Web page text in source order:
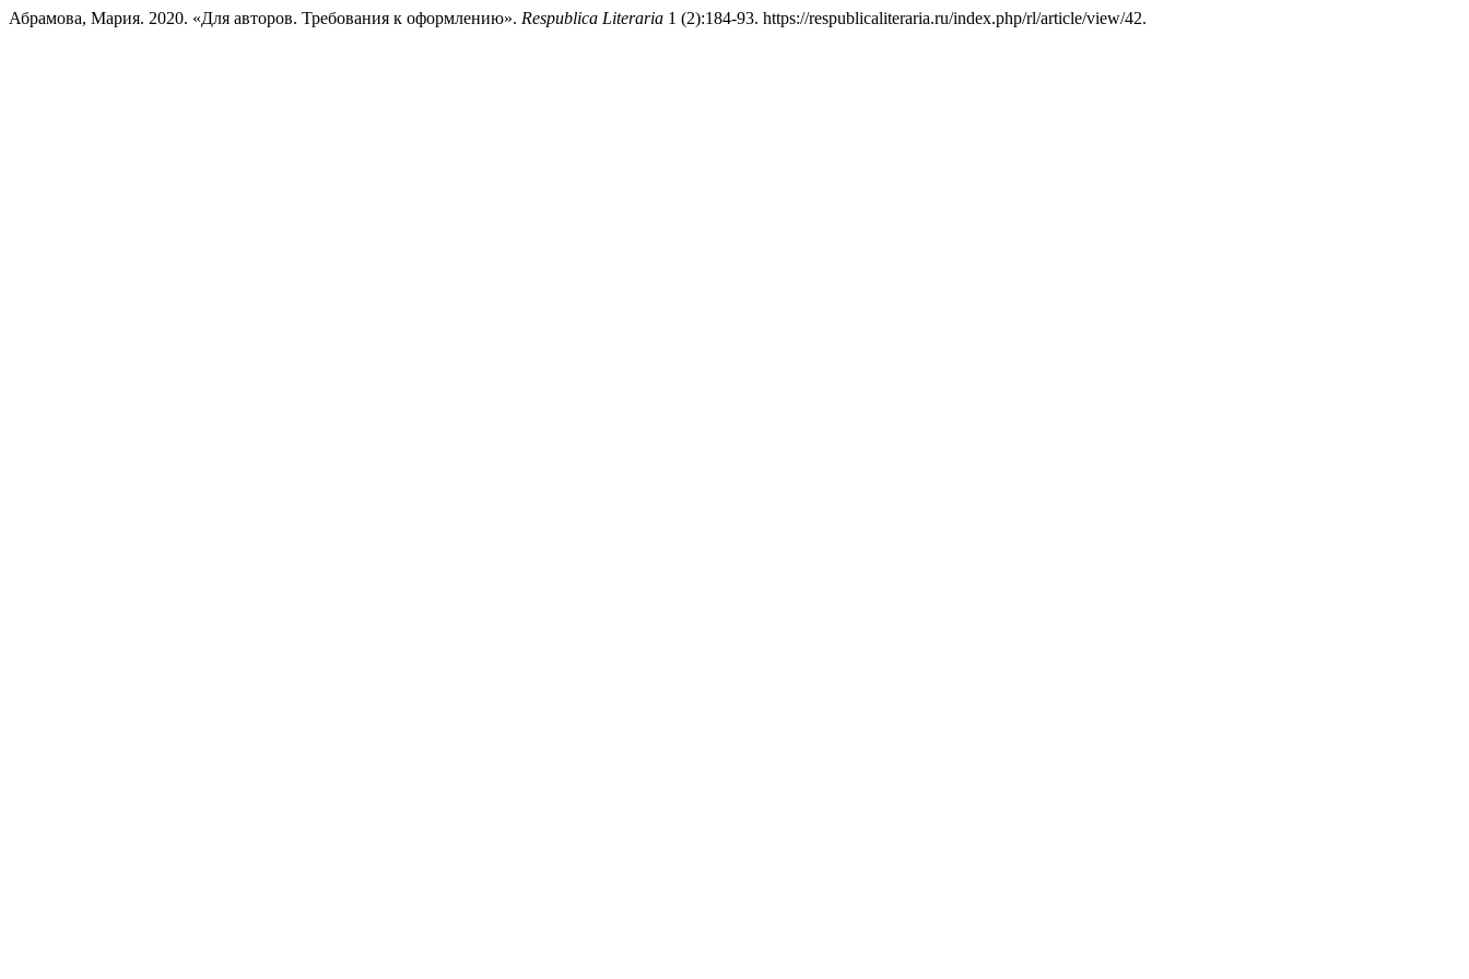
Абрамова, Мария. 2020. «Для авторов. Требования к оформлению». Respublica Literaria 1 (2):184-93. https://respublicaliteraria.ru/index.php/rl/article/view/42.